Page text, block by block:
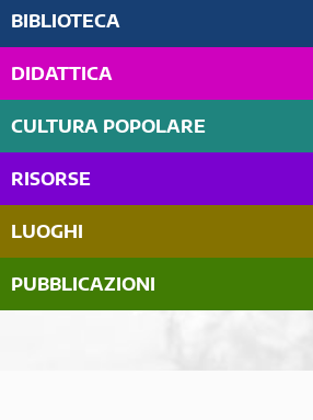
BIBLIOTECA
DIDATTICA
CULTURA POPOLARE
RISORSE
LUOGHI
PUBBLICAZIONI